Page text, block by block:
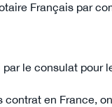
Français par
le consulat pour
contrat en France,